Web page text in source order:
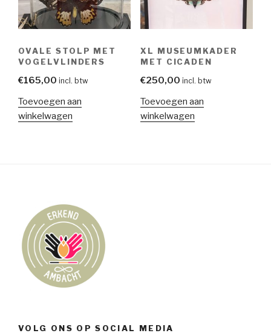
OVALE STOLP MET
VOGELVLINDERS
€165,00 incl. btw
Toevoegen aan
winkelwagen
XL MUSEUMKADER
MET CICADEN
€250,00 incl. btw
Toevoegen aan
winkelwagen
VOLG ONS OP SOCIAL MEDIA